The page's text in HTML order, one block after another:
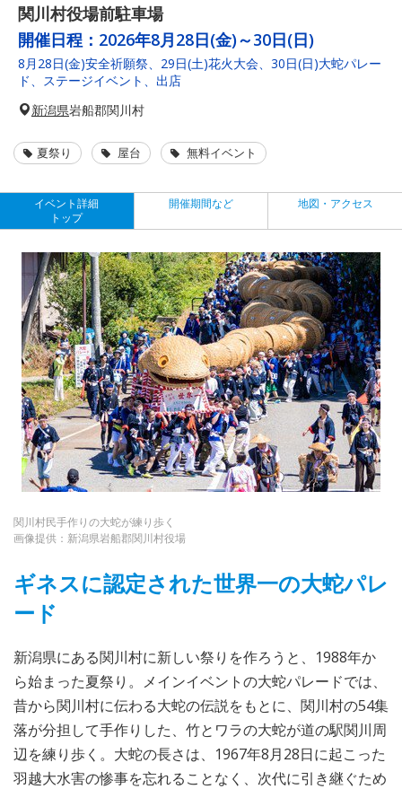
関川村役場前駐車場
開催日程： 2026年8月28日(金)～30日(日)
8月28日(金)安全祈願祭、29日(土)花火大会、30日(日)大蛇パレー
ド、ステージイベント、出店
新潟県岩船郡関川村
夏祭り 屋台 無料イベント
イベント詳細
トップ
開催期間など 地図・アクセス
関川村民手作りの大蛇が練り歩く
画像提供：新潟県岩船郡関川村役場
ギネスに認定された世界一の大蛇パレ
ード
新潟県にある関川村に新しい祭りを作ろうと、1988年か
ら始まった夏祭り。メインイベントの大蛇パレードでは、
昔から関川村に伝わる大蛇の伝説をもとに、関川村の54集
落が分担して手作りした、竹とワラの大蛇が道の駅関川周
辺を練り歩く。大蛇の長さは、1967年8月28日に起こった
羽越大水害の惨事を忘れることなく、次代に引き継ぐため